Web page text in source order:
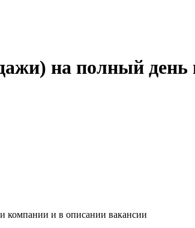
на полный
компании и в описании вакансии